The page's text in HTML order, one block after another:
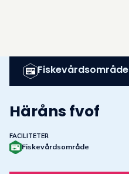
Fiskevårdsområde
Häråns fvof
FACILITETER
Fiskevårdsområde